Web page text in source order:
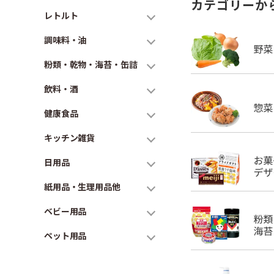
レトルト
調味料・油
粉類・乾物・海苔・缶詰
飲料・酒
健康食品
キッチン雑貨
日用品
紙用品・生理用品他
ベビー用品
ペット用品
カテゴリーか